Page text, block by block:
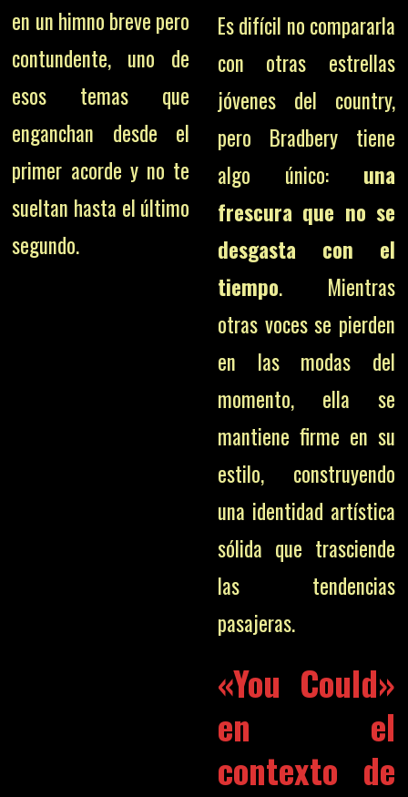
en un himno breve pero
contundente, uno de
esos temas que
enganchan desde el
primer acorde y no te
sueltan hasta el último
segundo.
Es difícil no compararla
con otras estrellas
jóvenes del country,
pero Bradbery tiene
algo único: una
frescura que no se
desgasta con el
tiempo. Mientras
otras voces se pierden
en las modas del
momento, ella se
mantiene firme en su
estilo, construyendo
una identidad artística
sólida que trasciende
las tendencias
pasajeras.
«You Could»
en el
contexto de